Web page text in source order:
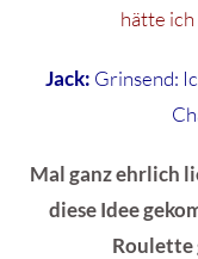
hätte
Jack: Grinsend:
Mal ganz ehrlich
diese Idee
Roulette